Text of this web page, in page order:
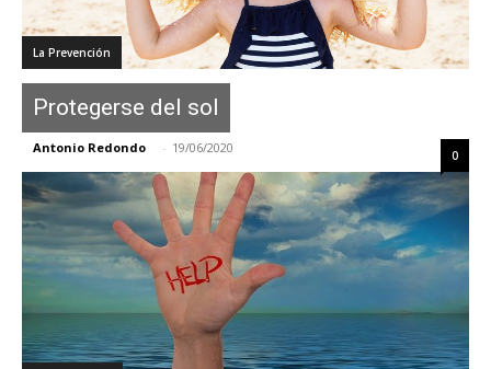
La Prevención
Protegerse del sol
Antonio Redondo - 19/06/2020 0